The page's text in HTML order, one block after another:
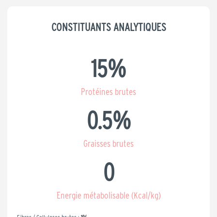
CONSTITUANTS ANALYTIQUES
Protéines brutes
15%
Graisses brutes
0.5%
Energie métabolisable (Kcal/kg)
0